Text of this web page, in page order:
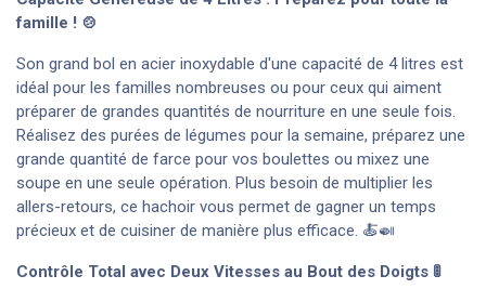
famille ! 🍲
Son grand bol en acier inoxydable d'une capacité de 4 litres est
idéal pour les familles nombreuses ou pour ceux qui aiment
préparer de grandes quantités de nourriture en une seule fois.
Réalisez des purées de légumes pour la semaine, préparez une
grande quantité de farce pour vos boulettes ou mixez une
soupe en une seule opération. Plus besoin de multiplier les
allers-retours, ce hachoir vous permet de gagner un temps
précieux et de cuisiner de manière plus efficace. 🍝🍛
Contrôle Total avec Deux Vitesses au Bout des Doigts 🚦